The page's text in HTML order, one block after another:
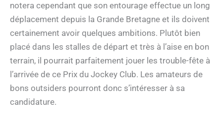
notera cependant que son entourage effectue un long
déplacement depuis la Grande Bretagne et ils doivent
certainement avoir quelques ambitions. Plutôt bien
placé dans les stalles de départ et très à l’aise en bon
terrain, il pourrait parfaitement jouer les trouble-fête à
l’arrivée de ce Prix du Jockey Club. Les amateurs de
bons outsiders pourront donc s’intéresser à sa
candidature.